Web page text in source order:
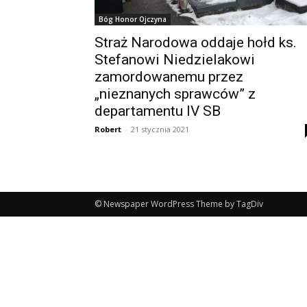
Bóg Honor Ojczyna
Straż Narodowa oddaje hołd ks.
Stefanowi Niedzielakowi
zamordowanemu przez
„nieznanych sprawców” z
departamentu IV SB
Robert - 21 stycznia 2021
© Newspaper WordPress Theme by TagDiv